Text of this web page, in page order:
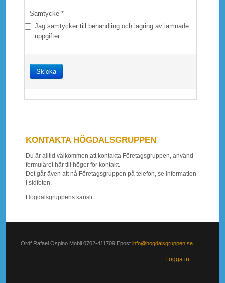
Samtycke *
Jag samtycker till behandling och lagring av lämnade
uppgifter.
Skicka
KONTAKTA HÖGDALSGRUPPEN
Du är alltid välkommen att kontakta Företagsgruppen, använd
formuläret här till höger för kontakt.
Det går även att nå Företagsgruppen på telefon, se information
i sidfoten.
Högdalsgruppens kansli
Ordf Rafael Ospino Mobil 0702-411709 Epostinfo@hogdalsgruppen.se
Logga in